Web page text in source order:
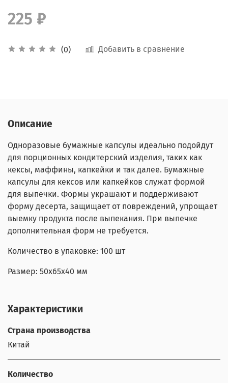
(0) Добавить в сравнение
225 ₽
Описание
Одноразовые бумажные капсулы идеально подойдут
для порционных кондитерский изделия, таких как
кексы, маффины, капкейки и так далее. Бумажные
капсулы для кексов или капкейков служат формой
для выпечки. Формы украшают и поддерживают
форму десерта, защищает от повреждений, упрощает
выемку продукта после выпекания. При выпечке
дополнительная форм не требуется.
Количество в упаковке: 100 шт
Размер: 50x65x40 мм
Характеристики
Страна производства
Китай
Количество